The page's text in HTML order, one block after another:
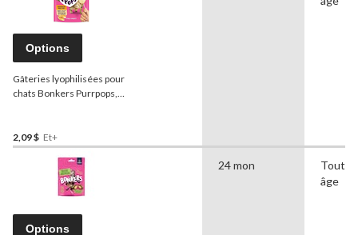
Options
Gâteries lyophilisées pour
chats Bonkers Purrpops,
2,09 $ Et+
Options
24 mon
Tout
âge